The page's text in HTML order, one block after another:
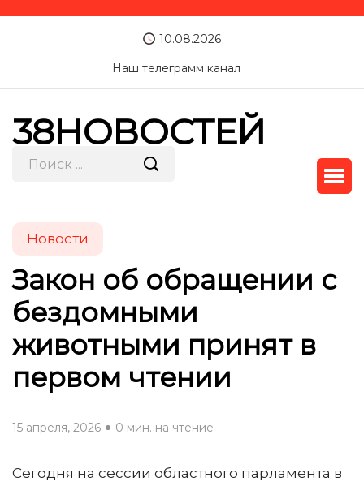
10.08.2026
Наш телеграмм канал
38НОВОСТЕЙ
Новости
Закон об обращении с
бездомными
животными принят в
первом чтении
15 апреля, 2026 0 мин. на чтение
Сегодня на сессии областного парламента в